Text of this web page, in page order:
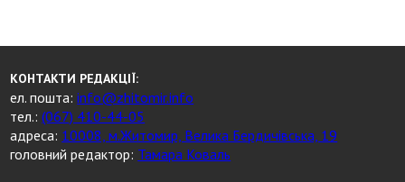
КОНТАКТИ РЕДАКЦІЇ:
ел. пошта:info@zhitomir.info
тел.:(067) 410-44-05
адреса: 10008, м.Житомир, Велика Бердичівська, 19
головний редактор: Тамара Коваль